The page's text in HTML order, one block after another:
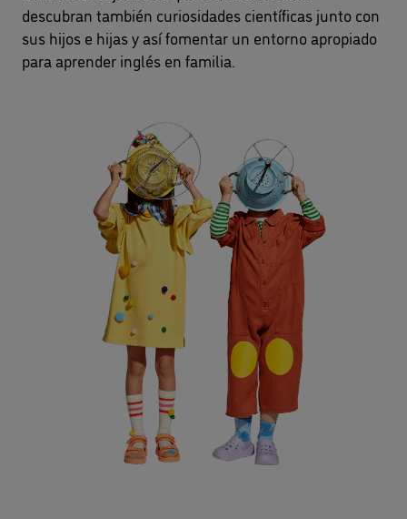
descubran también curiosidades científicas junto con
sus hijos e hijas y así fomentar un entorno apropiado
para aprender inglés en familia.